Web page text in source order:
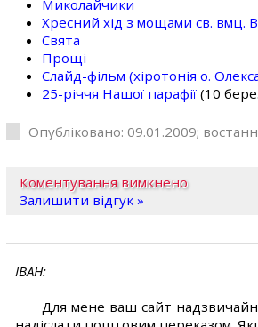
Миколайчики
Хресний хід з мощами св. вмц.
Свята
Прощі
Слайд-фільм (хіротонія о.
25-рiччя Нашої парафiї (10
Опубліковано: 09.01.2009;
Коментування вимкнено
Залишити відгук »
ІВАН
Для мене ваш сайт